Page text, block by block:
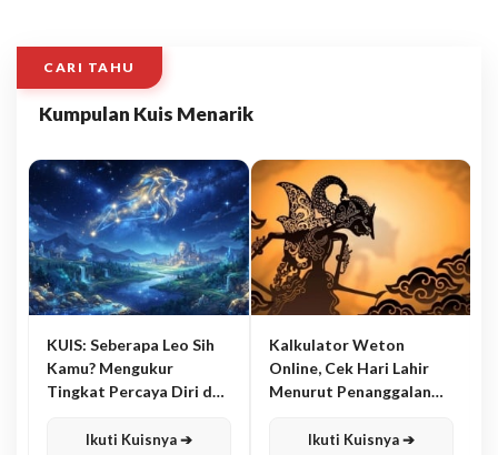
CARI TAHU
Kumpulan Kuis Menarik
KUIS: Seberapa Leo Sih
Kamu? Mengukur
Tingkat Percaya Diri dan
Ikuti Kuisnya ➔
Kalkulator Weton
Online, Cek Hari Lahir
Menurut Penanggalan
Ikuti Kuisnya ➔